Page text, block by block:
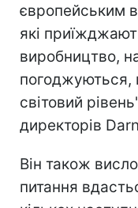
європейським
які
виробництво,
погоджуються,
світовий
директорів
Він також
питання